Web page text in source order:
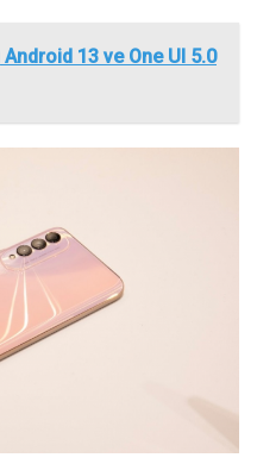
13 ve One UI 5.0